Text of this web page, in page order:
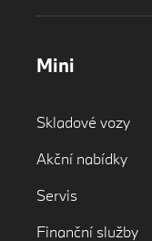
Mini
Skladové vozy
Akční nabídky
Servis
Finanční služby